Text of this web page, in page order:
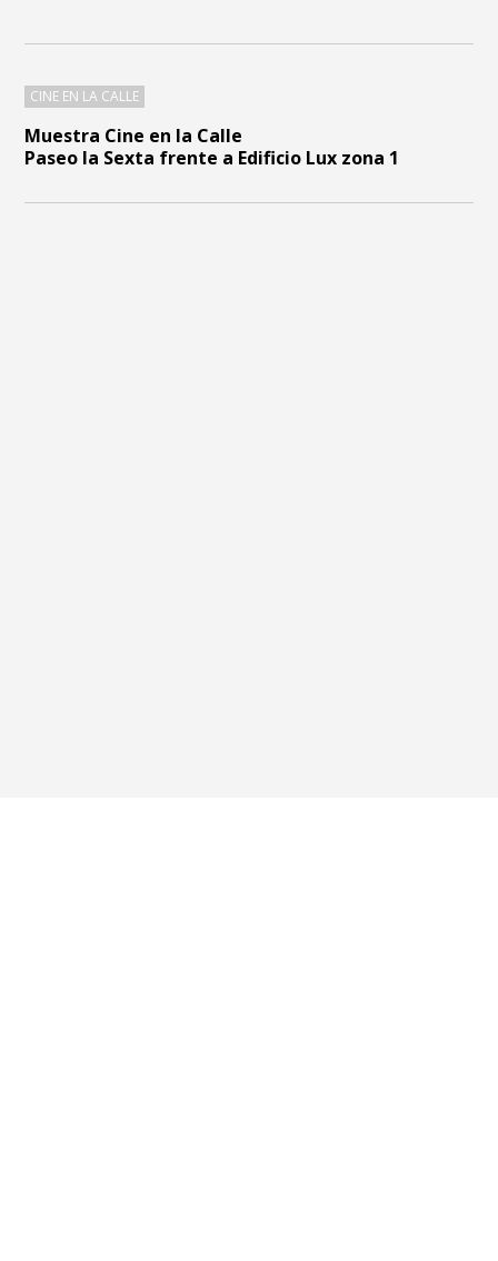
Muestra Cine en la Calle
Paseo la Sexta frente a Edificio Lux zona 1
CINE EN LA CALLE